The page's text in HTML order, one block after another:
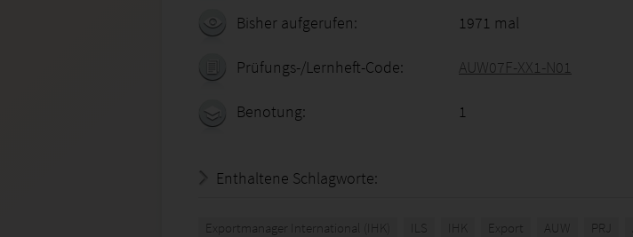
Bisher aufgerufen: 1971 mal
Prüfungs-/Lernheft-Code: AUW07F-XX1-N01
Benotung: 1
Enthaltene Schlagworte:
Exportmanager International (IHK) ILS IHK Export AUW PRJ